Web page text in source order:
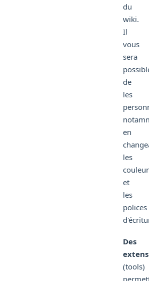
du
wiki.
Il
vous
sera
de
les
en
les
et
les
polices
Des
(tools)